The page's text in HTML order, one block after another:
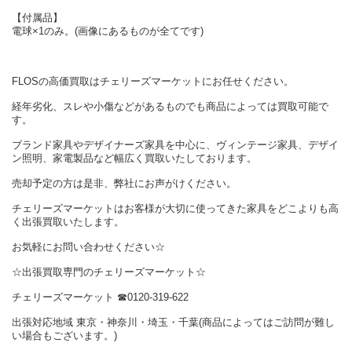
【付属品】
電球×1のみ。(画像にあるものが全てです)
FLOSの高価買取はチェリーズマーケットにお任せください。
経年劣化、スレや小傷などがあるものでも商品によっては買取可能で
す。
ブランド家具やデザイナーズ家具を中心に、ヴィンテージ家具、デザイ
ン照明、家電製品など幅広く買取いたしております。
売却予定の方は是非、弊社にお声がけください。
チェリーズマーケットはお客様が大切に使ってきた家具をどこよりも高
く出張買取いたします。
お気軽にお問い合わせください☆
☆出張買取専門のチェリーズマーケット☆
チェリーズマーケット ☎︎0120-319-622
出張対応地域 東京・神奈川・埼玉・千葉(商品によってはご訪問が難し
い場合もございます。)